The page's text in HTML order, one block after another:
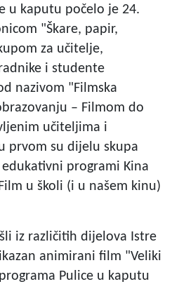
u kaputu počelo je 24.
"Škare, papir,
za učitelje,
i studente
nazivom "Filmska
– Filmom do
učiteljima i
prvom su dijelu skupa
programi Kina
u školi (i u našem kinu)
iz različitih dijelova Istre
animirani film "Veliki
Pulice u kaputu